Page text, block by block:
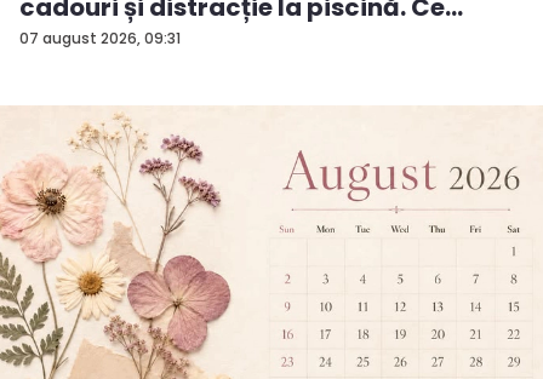
07 august 2026, 09:31
cadouri și distracție la piscină. Ce
surp...